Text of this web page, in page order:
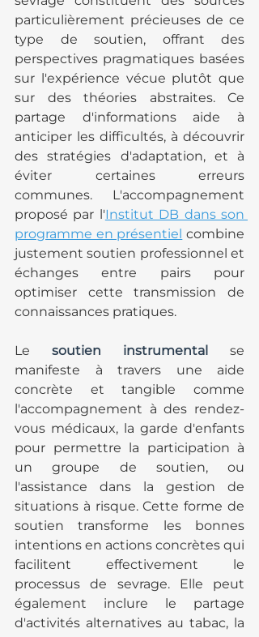
particulièrement précieuses de ce
type de soutien, offrant des
perspectives pragmatiques basées
sur l'expérience vécue plutôt que
sur des théories abstraites. Ce
partage d'informations aide à
anticiper les difficultés, à découvrir
des stratégies d'adaptation, et à
éviter certaines erreurs
communes. L'accompagnement
proposé par l'Institut DB dans son
programme en présentiel combine
justement soutien professionnel et
échanges entre pairs pour
optimiser cette transmission de
connaissances pratiques.
Le soutien instrumental se
manifeste à travers une aide
concrète et tangible comme
l'accompagnement à des rendez-
vous médicaux, la garde d'enfants
pour permettre la participation à
un groupe de soutien, ou
l'assistance dans la gestion de
situations à risque. Cette forme de
soutien transforme les bonnes
intentions en actions concrètes qui
facilitent effectivement le
processus de sevrage. Elle peut
également inclure le partage
d'activités alternatives au tabac, la